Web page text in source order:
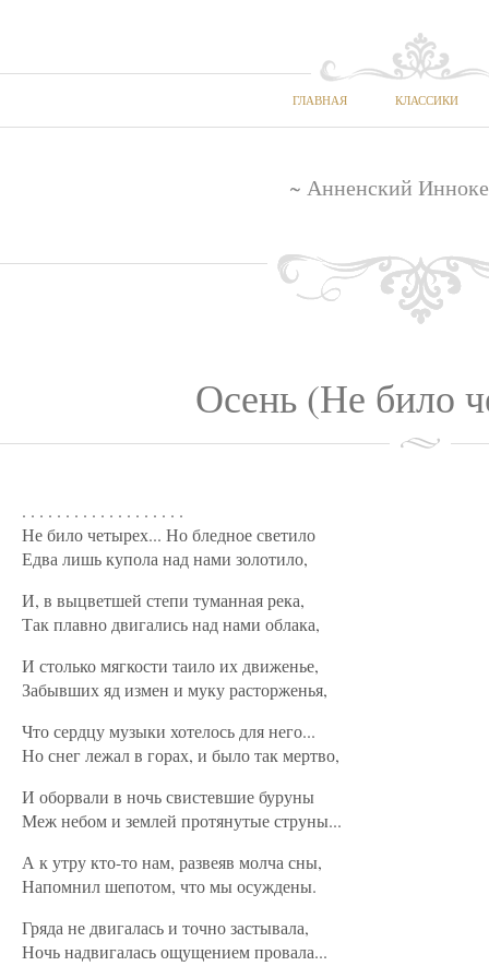
ГЛАВНАЯ КЛАССИКИ
~ Анненский
Осень (Не било
. . . . . . . . . . . . . . . . . . .
Не било четырех... Но бледное светило
Едва лишь купола над нами золотило,
И, в выцветшей степи туманная река,
Так плавно двигались над нами облака,
И столько мягкости таило их движенье,
Забывших яд измен и муку расторженья,
Что сердцу музыки хотелось для него...
Но снег лежал в горах, и было так мертво,
И оборвали в ночь свистевшие буруны
Меж небом и землей протянутые струны...
А к утру кто-то нам, развеяв молча сны,
Напомнил шепотом, что мы осуждены.
Гряда не двигалась и точно застывала,
Ночь надвигалась ощущением провала...